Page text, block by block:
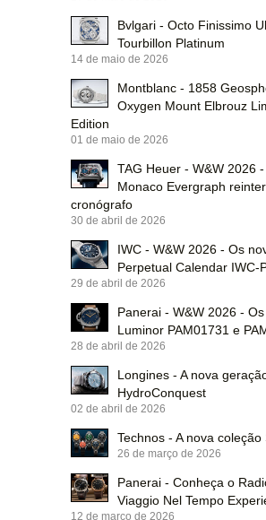
Bvlgari - Octo Finissimo
Tourbillon Platinum
14 de maio de 2026
Montblanc - 1858
Oxygen Mount Elbrouz
Edition
01 de maio de 2026
TAG Heuer - W&W 2026
Monaco Evergraph
cronógrafo
30 de abril de 2026
IWC - W&W 2026 - Os
Perpetual Calendar IWC-
29 de abril de 2026
Panerai - W&W 2026 -
Luminor PAM01731 e
28 de abril de 2026
Longines - A nova
HydroConquest
02 de abril de 2026
Technos - A nova coleção
26 de março de 2026
Panerai - Conheça o
Viaggio Nel Tempo
12 de março de 2026